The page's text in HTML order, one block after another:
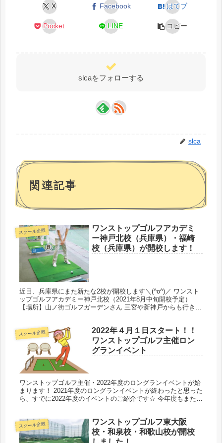
X Facebook はてブ
Pocket LINE コピー
slcaをフォローする
slca
関連記事
スクール全般
ワンストップゴルフアカデミ
ー神戸北校（兵庫県）・福崎
校（兵庫県）が開校します！
近日、兵庫県にまた新たな2校が開校します＼(^o^)／ ワンスト
ップゴルフアカデミー神戸北校（2021年8月中旬開校予定）
【場所】山ノ街ゴルフガーデンさん 三宮や新神戸からも行きや
スクール全般
2022年４月１日スタート！！
ワンストップゴルフ主催ロン
グランイベント
ワンストップゴルフ主催・2022年度のロングランイベントが始
まります！ 2021年度のロングランイベントが終わったと思った
ら、すでに2022年度のイベントのご紹介です☆ 今年度もまた、
スクール全般
ワンストップゴルフ東大阪
校・和泉校・和歌山校が開校